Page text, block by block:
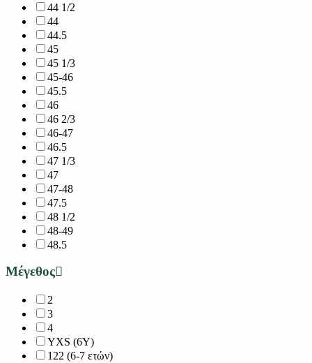
44 1/2
44
44.5
45
45 1/3
45-46
45.5
46
46 2/3
46-47
46.5
47 1/3
47
47-48
47.5
48 1/2
48-49
48.5
Μέγεθος
2
3
4
YXS (6Y)
122 (6-7 ετών)